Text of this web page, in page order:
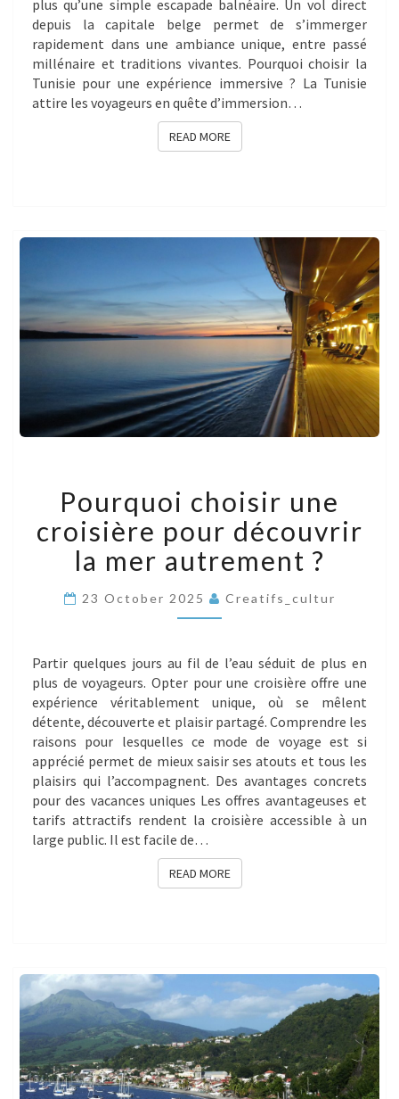
plus qu’une simple escapade balnéaire. Un vol direct
depuis la capitale belge permet de s’immerger
rapidement dans une ambiance unique, entre passé
millénaire et traditions vivantes. Pourquoi choisir la
Tunisie pour une expérience immersive ? La Tunisie
attire les voyageurs en quête d’immersion…
READ MOREREAD MORE
CHOISIR
UNE
CROISIÈRE
POUR
DÉCOUVRIR
MER
AUTREMENT
Pourquoi choisir une
croisière pour découvrir
la mer autrement ?
23 October 2025 Creatifs_cultur
Partir quelques jours au fil de l’eau séduit de plus en
plus de voyageurs. Opter pour une croisière offre une
expérience véritablement unique, où se mêlent
détente, découverte et plaisir partagé. Comprendre les
raisons pour lesquelles ce mode de voyage est si
apprécié permet de mieux saisir ses atouts et tous les
plaisirs qui l’accompagnent. Des avantages concrets
pour des vacances uniques Les offres avantageuses et
tarifs attractifs rendent la croisière accessible à un
large public. Il est facile de…
READ MOREREAD MORE